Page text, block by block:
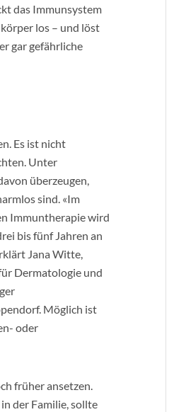
das Immunsystem
los – und löst
gar gefährliche
Es ist nicht
Unter
überzeugen,
sind. «Im
Immuntherapie wird
bis fünf Jahren an
Jana Witte,
Dermatologie und
Möglich ist
oder
früher ansetzen.
der Familie, sollte